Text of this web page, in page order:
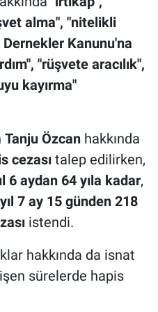
alma", "nitelikli
Dernekler Kanunu'na
"rüşvete aracılık",
kayırma"
Tanju Özcanhakkında
cezasıtalep edilirken,
6 aydan 64 yıla kadar,
7 ay 15 günden 218
istendi.
hakkında da isnat
sürelerde hapis